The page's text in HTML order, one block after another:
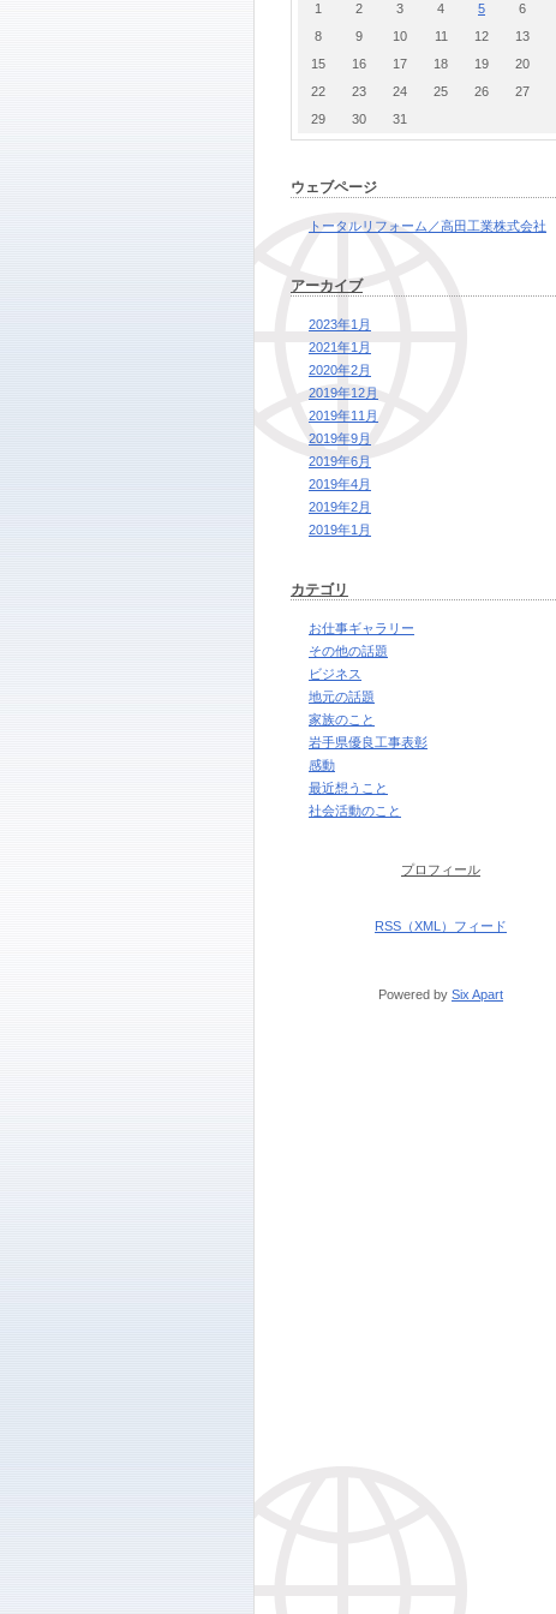
1 2 3 4 5 6
8
9 10 11 12 13
15
16 17 18 19 20
22
23 24 25 26 27
29
30 31
ウェブページ
トータルリフォーム／高田工業株式会社
アーカイブ
2023年1月
2021年1月
2020年2月
2019年12月
2019年11月
2019年9月
2019年6月
2019年4月
2019年2月
2019年1月
カテゴリ
お仕事ギャラリー
その他の話題
ビジネス
地元の話題
家族のこと
岩手県優良工事表彰
感動
最近想うこと
社会活動のこと
プロフィール
RSS（XML）フィード
Powered by Six Apart